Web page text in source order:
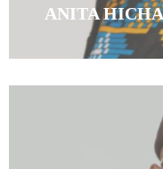
ANITA